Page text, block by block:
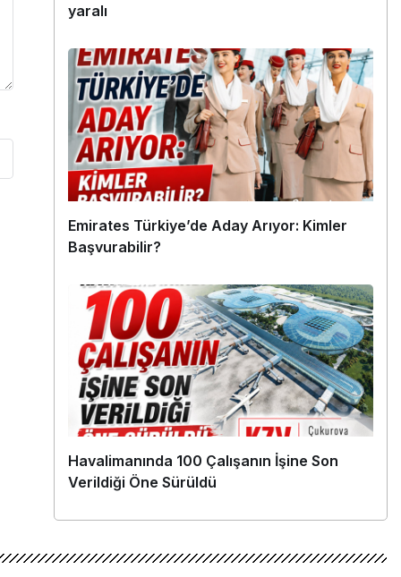
yaralı
Emirates Türkiye’de Aday Arıyor: Kimler
Başvurabilir?
Havalimanında 100 Çalışanın İşine Son
Verildiği Öne Sürüldü